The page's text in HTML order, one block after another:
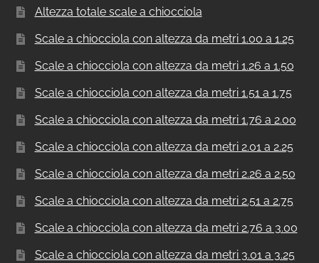
Altezza totale scale a chiocciola
Scale a chiocciola con altezza da metri 1.00 a 1.25
Scale a chiocciola con altezza da metri 1.26 a 1.50
Scale a chiocciola con altezza da metri 1.51 a 1.75
Scale a chiocciola con altezza da metri 1.76 a 2.00
Scale a chiocciola con altezza da metri 2.01 a 2.25
Scale a chiocciola con altezza da metri 2.26 a 2.50
Scale a chiocciola con altezza da metri 2.51 a 2.75
Scale a chiocciola con altezza da metri 2.76 a 3.00
Scale a chiocciola con altezza da metri 3.01 a 3.25